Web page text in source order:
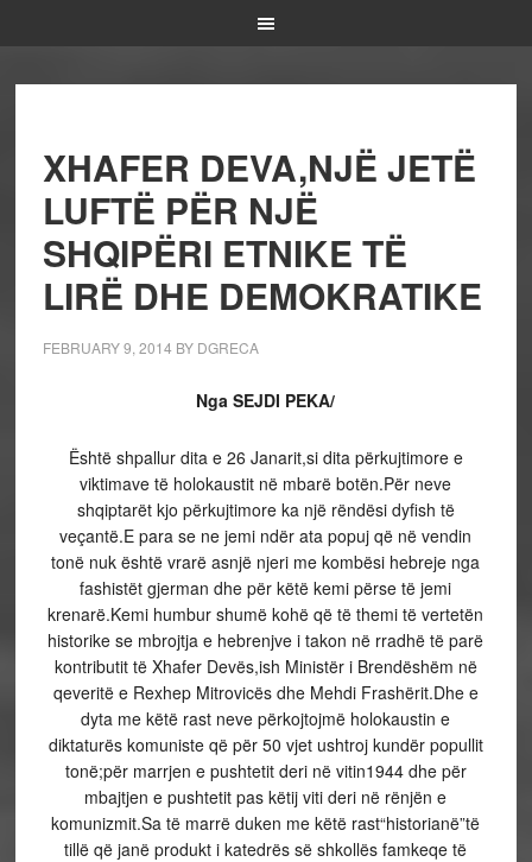
XHAFER DEVA,NJË JETË
LUFTË PËR NJË
SHQIPËRI ETNIKE TË
LIRË DHE DEMOKRATIKE
FEBRUARY 9, 2014 BY DGRECA
Nga SEJDI PEKA/
Është shpallur dita e 26 Janarit,si dita përkujtimore e
viktimave të holokaustit në mbarë botën.Për neve
shqiptarët kjo përkujtimore ka një rëndësi dyfish të
veçantë.E para se ne jemi ndër ata popuj që në vendin
tonë nuk është vrarë asnjë njeri me kombësi hebreje nga
fashistët gjerman dhe për këtë kemi përse të jemi
krenarë.Kemi humbur shumë kohë që të themi të vertetën
historike se mbrojtja e hebrenjve i takon në rradhë të parë
kontributit të Xhafer Devës,ish Ministër i Brendëshëm në
qeveritë e Rexhep Mitrovicës dhe Mehdi Frashërit.Dhe e
dyta me këtë rast neve përkojtojmë holokaustin e
diktaturës komuniste që për 50 vjet ushtroj kundër popullit
tonë;për marrjen e pushtetit deri në vitin1944 dhe për
mbajtjen e pushtetit pas këtij viti deri në rënjën e
komunizmit.Sa të marrë duken me këtë rast“historianë”të
tillë që janë produkt i katedrës së shkollës famkeqe të